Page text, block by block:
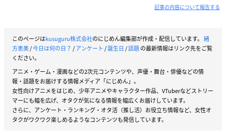
記事の内容について報告する
このページはkusuguru株式会社のにじめん編集部が作成・配信しています。 緒
方恵美/今日は何の日？ /アンケート /誕生日/話題の最新情報はリンク先をご覧
ください。
アニメ・ゲーム・漫画などの2次元コンテンツや、声優・舞台・俳優などの情
報・話題をお届けする情報メディア「にじめん」。
女性向けアニメをはじめ、少年アニメやキャラクター作品、VTuberなどストリー
マーにも幅を広げ、オタクが気になる情報を幅広くお届けしています。
さらに、アンケート・ランキング・オタ活（推し活）お役立ち情報など、女性オ
タクがワクワク楽しめるようなコンテンツも発信しています。